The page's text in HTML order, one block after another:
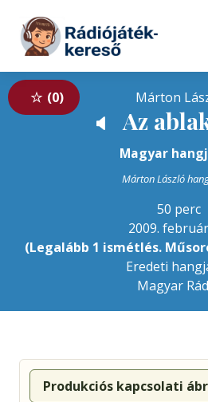
Tovább a tartalomhoz
0 Márton
🔈 Az
Magyar
Márton László
50 perc
2009.
(Legalább 1 ismétlés.
Eredeti
Magyar
Produkciós kapcsolati